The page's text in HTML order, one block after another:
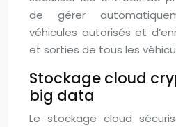
de gérer
véhicules autorisés et
et sorties de tous les
Stockage cloud
big data
Le stockage cloud